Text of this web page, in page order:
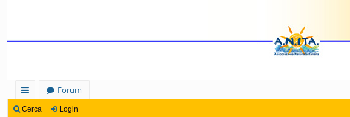
oll
Forum
Cerca Login